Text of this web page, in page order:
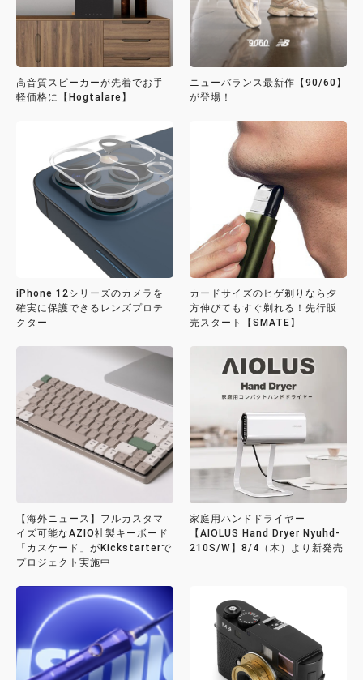
高音質スピーカーが先着でお手
軽価格に【Hogtalare】
ニューバランス最新作【90/60】
が登場！
iPhone 12シリーズのカメラを
確実に保護できるレンズプロテ
クター
カードサイズのヒゲ剃りなら夕
方伸びてもすぐ剃れる！先行販
売スタート【SMATE】
【海外ニュース】フルカスタマ
イズ可能なAZIO社製キーボード
「カスケード」がKickstarterで
プロジェクト実施中
家庭用ハンドドライヤー
【AIOLUS Hand Dryer Nyuhd-
210S/W】8/4（木）より新発売